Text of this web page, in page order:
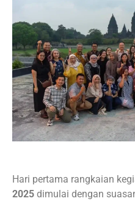
Hari pertama rangkaian
2025 dimulai dengan